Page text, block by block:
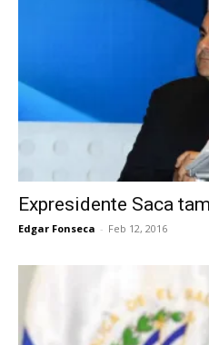
Expresidente Saca
Edgar Fonseca - Feb 12, 2016